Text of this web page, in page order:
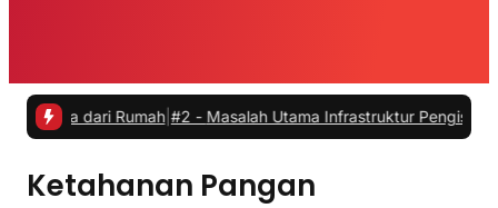
dari Rumah |#2 -Masalah Utama Infrastruktur Pengisian Daya
Ketahanan Pangan